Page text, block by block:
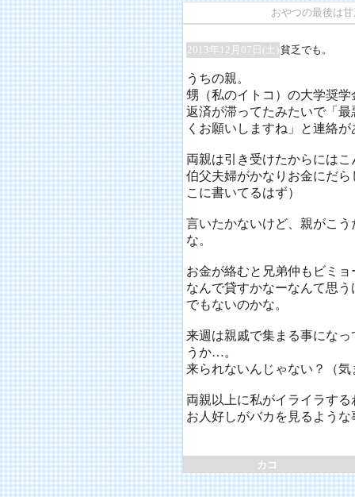
おやつの最後は
2013年12月07日(土)貧乏でも。
うちの親。
甥（私のイトコ）の大学奨
返済が滞ってたみたいで「
くお願いしますね」と連絡
両親は引き受けたからには
伯父夫婦がかなりお金にだ
こに書いてるはず）
言いたかないけど、親がこ
な。
お金が絡むと兄弟仲もビミ
なんで貸すかなーなんて思
でもないのかな。
来週は親戚で集まる事にな
うか…。
来られないんじゃない？（
両親以上に私がイライラする
お人好しがバカを見るよう
カコ